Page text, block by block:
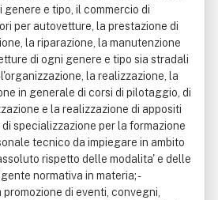
genere e tipo, il commercio di
per autovetture, la prestazione di
la riparazione, la manutenzione
di ogni genere e tipo sia stradali
la realizzazione, la
in generale di corsi di pilotaggio, di
e la realizzazione di appositi
specializzazione per la formazione
tecnico da impiegare in ambito
rispetto delle modalita' e delle
normativa in materia; -
di eventi, convegni,